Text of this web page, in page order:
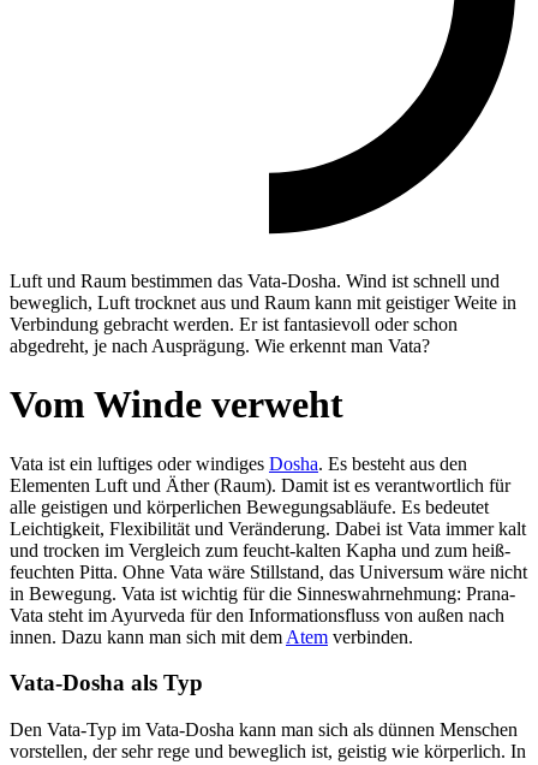
Luft und Raum bestimmen das Vata-Dosha. Wind ist schnell und
beweglich, Luft trocknet aus und Raum kann mit geistiger Weite in
Verbindung gebracht werden. Er ist fantasievoll oder schon
abgedreht, je nach Ausprägung. Wie erkennt man Vata?
Vom Winde verweht
Vata ist ein luftiges oder windiges Dosha. Es besteht aus den
Elementen Luft und Äther (Raum). Damit ist es verantwortlich für
alle geistigen und körperlichen Bewegungsabläufe. Es bedeutet
Leichtigkeit, Flexibilität und Veränderung. Dabei ist Vata immer kalt
und trocken im Vergleich zum feucht-kalten Kapha und zum heiß-
feuchten Pitta. Ohne Vata wäre Stillstand, das Universum wäre nicht
in Bewegung. Vata ist wichtig für die Sinneswahrnehmung: Prana-
Vata steht im Ayurveda für den Informationsfluss von außen nach
innen. Dazu kann man sich mit dem Atem verbinden.
Vata-Dosha als Typ
Den Vata-Typ im Vata-Dosha kann man sich als dünnen Menschen
vorstellen, der sehr rege und beweglich ist, geistig wie körperlich. In